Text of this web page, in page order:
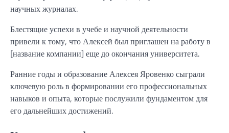
научных журналах.
Блестящие успехи в учебе и научной деятельности
привели к тому, что Алексей был приглашен на работу в
[название компании] еще до окончания университета.
Ранние годы и образование Алексея Яровенко сыграли
ключевую роль в формировании его профессиональных
навыков и опыта, которые послужили фундаментом для
его дальнейших достижений.